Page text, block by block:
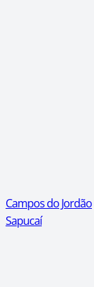
Campos do Jordão
Sapucaí